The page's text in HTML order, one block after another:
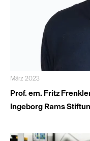
März 2023
Prof. em. Fritz
Ingeborg Rams